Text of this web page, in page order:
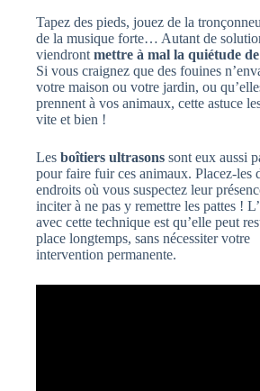
Tapez des pieds, jouez de la
de la musique forte… Autant de
viendront mettre à mal la quiétude
Si vous craignez que des fouines
votre maison ou votre jardin, ou
prennent à vos animaux, cette astuce
vite et bien !
Les boîtiers ultrasons sont eux aussi
pour faire fuir ces animaux. Placez-les
endroits où vous suspectez leur
inciter à ne pas y remettre les pattes !
avec cette technique est qu’elle peut
place longtemps, sans nécessiter votre
intervention permanente.